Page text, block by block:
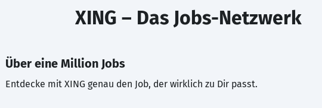
XING – Das Jobs-Netzwerk
Über eine Million Jobs
Entdecke mit XING genau den Job, der wirklich zu Dir passt.